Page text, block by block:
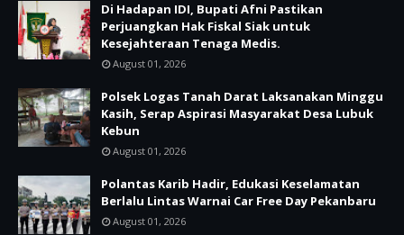
Di Hadapan IDI, Bupati Afni Pastikan
Perjuangkan Hak Fiskal Siak untuk
Kesejahteraan Tenaga Medis.
August 01, 2026
Polsek Logas Tanah Darat Laksanakan Minggu
Kasih, Serap Aspirasi Masyarakat Desa Lubuk
Kebun
August 01, 2026
Polantas Karib Hadir, Edukasi Keselamatan
Berlalu Lintas Warnai Car Free Day Pekanbaru
August 01, 2026